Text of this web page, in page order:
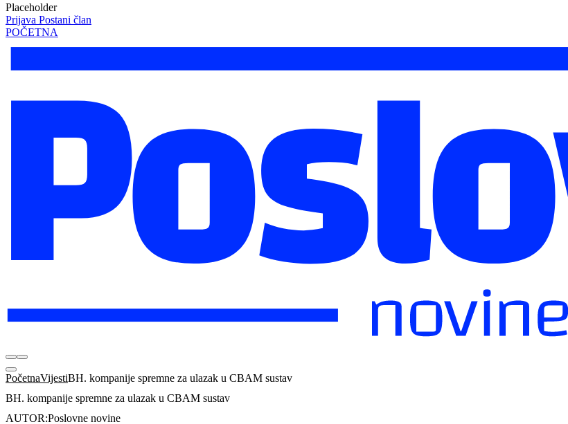
Placeholder
Prijava Postani član
POČETNA
PočetnaVijestiBH. kompanije spremne za ulazak u CBAM sustav
BH. kompanije spremne za ulazak u CBAM sustav
AUTOR:Poslovne novine